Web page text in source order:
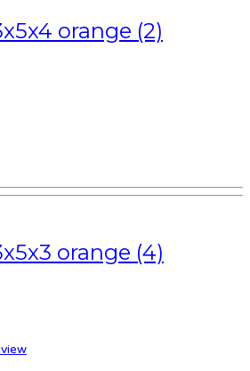
orange (2)
orange (4)